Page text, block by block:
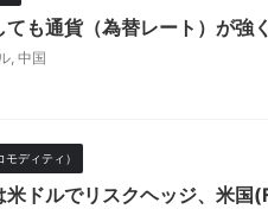
も通貨（為替レート）が強
, 中国
ディティ）
米ドルでリスクヘッジ、米